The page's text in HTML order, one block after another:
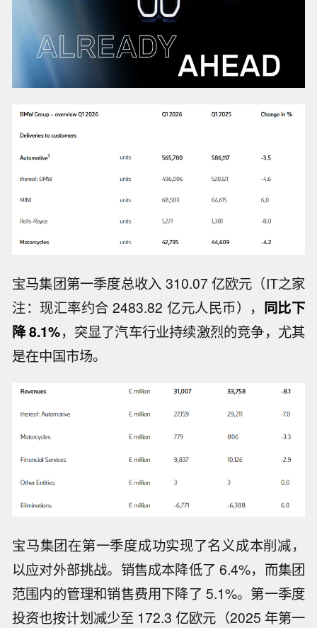
宝马集团第一季度总收入 310.07 亿欧元（IT之家
注：现汇率约合 2483.82 亿元人民币）， 同比下
降 8.1%，突显了汽车行业持续激烈的竞争，尤其
是在中国市场。
宝马集团在第一季度成功实现了名义成本削减，
以应对外部挑战。销售成本降低了 6.4%，而集团
范围内的管理和销售费用下降了 5.1%。第一季度
投资也按计划减少至 172.3 亿欧元（2025 年第一